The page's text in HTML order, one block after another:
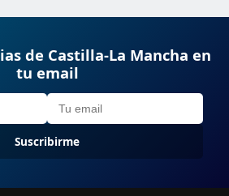
de Castilla-La Mancha en
tu email
Suscribirme